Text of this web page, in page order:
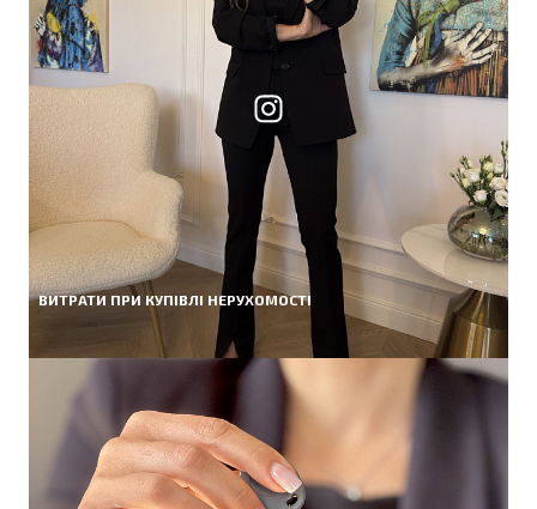
ВИТРАТИ ПРИ КУПІВЛІ НЕРУХОМОСТІ